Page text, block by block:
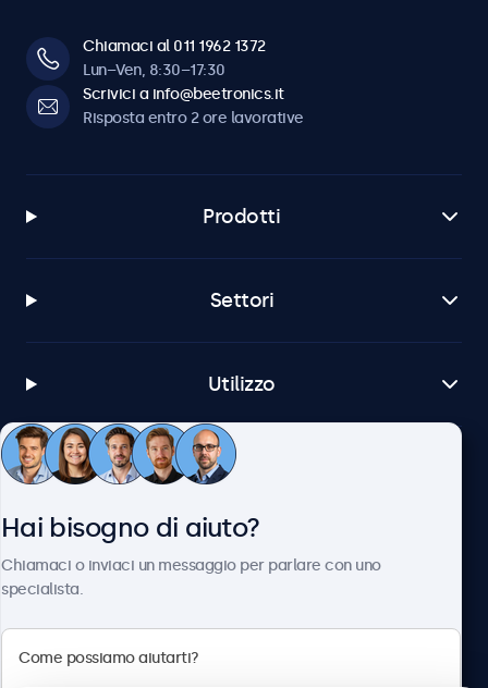
Chiamaci al 011 1962 1372
Lun–Ven, 8:30–17:30
Scrivici a info@beetronics.it
Risposta entro 2 ore lavorative
Prodotti
Settori
Utilizzo
Servizio Clienti
Hai bisogno di aiuto?
Chiamaci o inviaci un messaggio per parlare con uno
specialista.